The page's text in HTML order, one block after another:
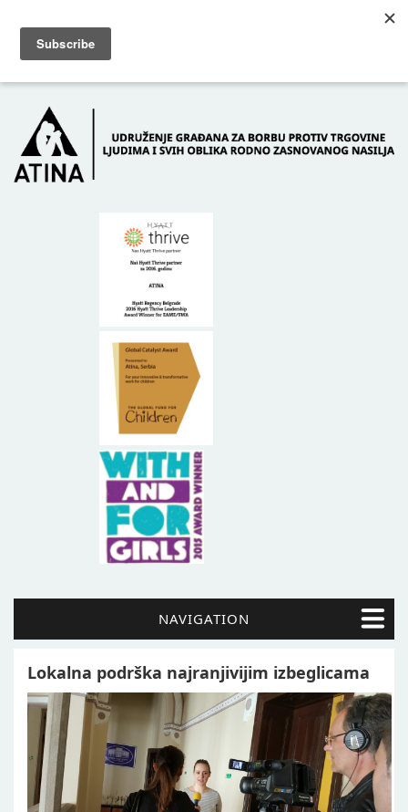
POČETNA O NAMA
NAVIGATION
Lokalna podrška najranjivijim izbeglicama